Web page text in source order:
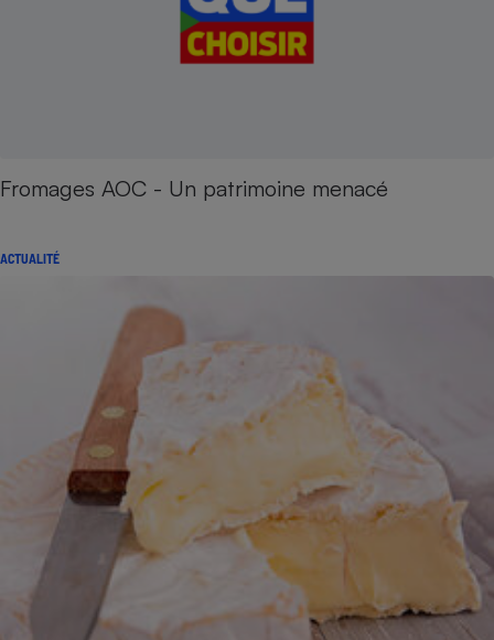
Fromages AOC - Un patrimoine menacé
ACTUALITÉ